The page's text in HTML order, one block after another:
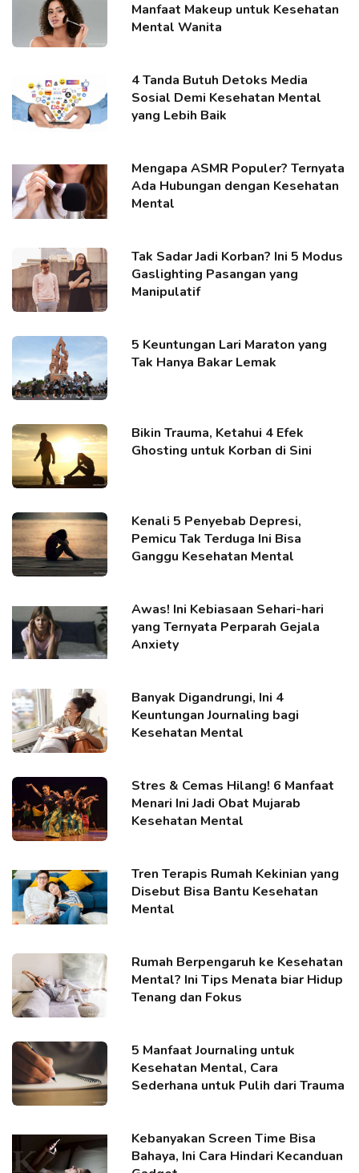
Manfaat Makeup untuk Kesehatan
Mental Wanita
4 Tanda Butuh Detoks Media
Sosial Demi Kesehatan Mental
yang Lebih Baik
Mengapa ASMR Populer? Ternyata
Ada Hubungan dengan Kesehatan
Mental
Tak Sadar Jadi Korban? Ini 5 Modus
Gaslighting Pasangan yang
Manipulatif
5 Keuntungan Lari Maraton yang
Tak Hanya Bakar Lemak
Bikin Trauma, Ketahui 4 Efek
Ghosting untuk Korban di Sini
Kenali 5 Penyebab Depresi,
Pemicu Tak Terduga Ini Bisa
Ganggu Kesehatan Mental
Awas! Ini Kebiasaan Sehari-hari
yang Ternyata Perparah Gejala
Anxiety
Banyak Digandrungi, Ini 4
Keuntungan Journaling bagi
Kesehatan Mental
Stres & Cemas Hilang! 6 Manfaat
Menari Ini Jadi Obat Mujarab
Kesehatan Mental
Tren Terapis Rumah Kekinian yang
Disebut Bisa Bantu Kesehatan
Mental
Rumah Berpengaruh ke Kesehatan
Mental? Ini Tips Menata biar Hidup
Tenang dan Fokus
5 Manfaat Journaling untuk
Kesehatan Mental, Cara
Sederhana untuk Pulih dari Trauma
Kebanyakan Screen Time Bisa
Bahaya, Ini Cara Hindari Kecanduan